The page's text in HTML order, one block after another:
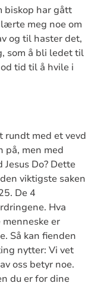
biskop har gått
meg noe om
og til haster det,
som å bli ledet til
tid til å hvile i
rundt med et vevd
på, men med
Do? Dette
viktigste saken
De 4
Hva
er
Så kan fienden
nytter: Vi vet
oss betyr noe.
du er for dine